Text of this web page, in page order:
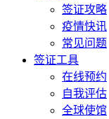
签证攻略
疫情快讯
常见问题
签证工具
在线预约
自我评估
全球使馆